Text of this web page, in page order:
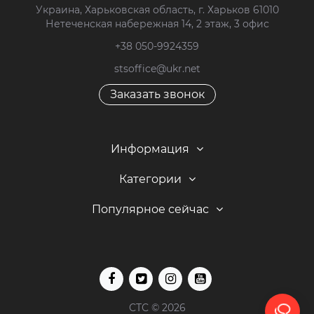
Украина, Харьковская область, г. Харьков 61010
Нетеченская набережная 14, 2 этаж, 3 офис
+38 050-9924359
stsoffice@ukr.net
Заказать звонок
Информация
Категории
Популярное сейчас
СТС © 2026